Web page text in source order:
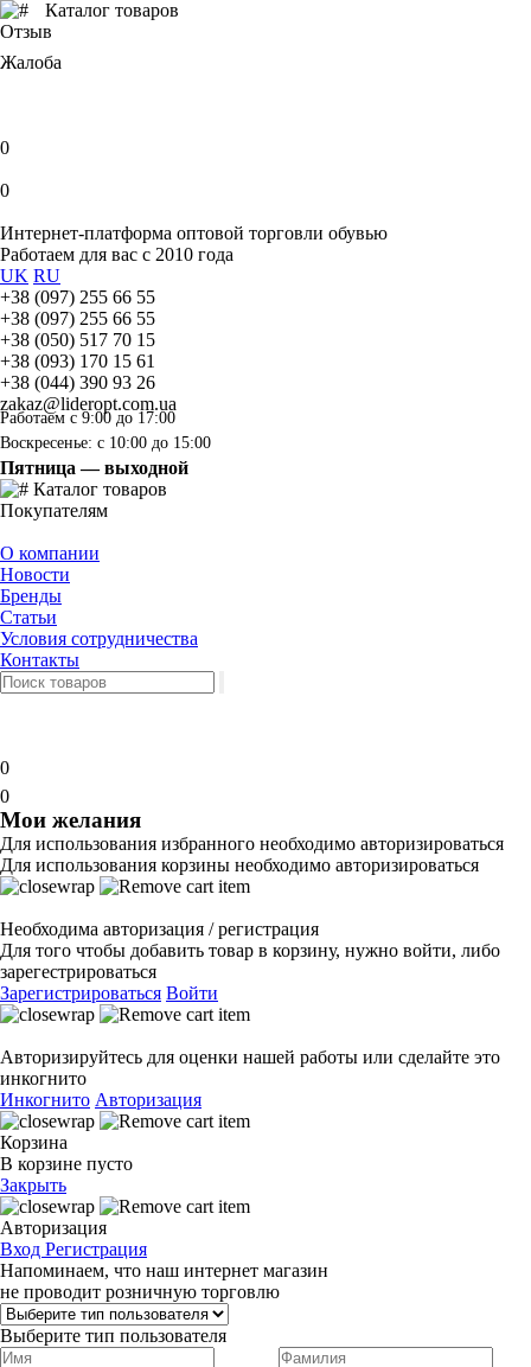
Каталог товаров
Отзыв
Жалоба
0
0
Интернет-платформа оптовой торговли обувью
Работаем для вас с 2010 года
UK RU
+38 (097) 255 66 55
+38 (097) 255 66 55
+38 (050) 517 70 15
+38 (093) 170 15 61
+38 (044) 390 93 26
zakaz@lideropt.com.ua
Работаем с 9:00 до 17:00
Воскресенье: с 10:00 до 15:00
Пятница — выходной
Каталог товаров
Покупателям
О компании
Новости
Бренды
Статьи
Условия сотрудничества
Контакты
0
0
Мои желания
Для использования избранного необходимо авторизироваться
Для использования корзины необходимо авторизироваться
Необходима авторизация / регистрация
Для того чтобы добавить товар в корзину, нужно войти, либо
зарегестрироваться
Зарегистрироваться Войти
Авторизируйтесь для оценки нашей работы или сделайте это
инкогнито
Инкогнито Авторизация
Корзина
В корзине пусто
Закрыть
Авторизация
Вход Регистрация
Напоминаем, что наш интернет магазин
не проводит розничную торговлю
Выберите тип пользователя